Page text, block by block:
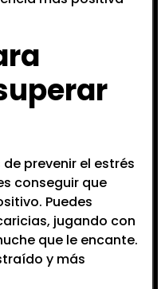
prevenir el estrés
conseguir que
Puedes
jugando con
que le encante.
y más